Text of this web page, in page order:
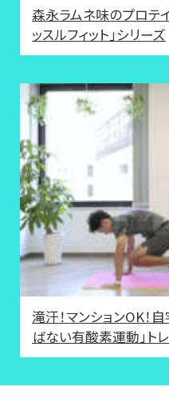
森永ラムネ味のプロテ
ッスルフィット」シリーズ
滝汗！マンションOK！
ばない有酸素運動」ト